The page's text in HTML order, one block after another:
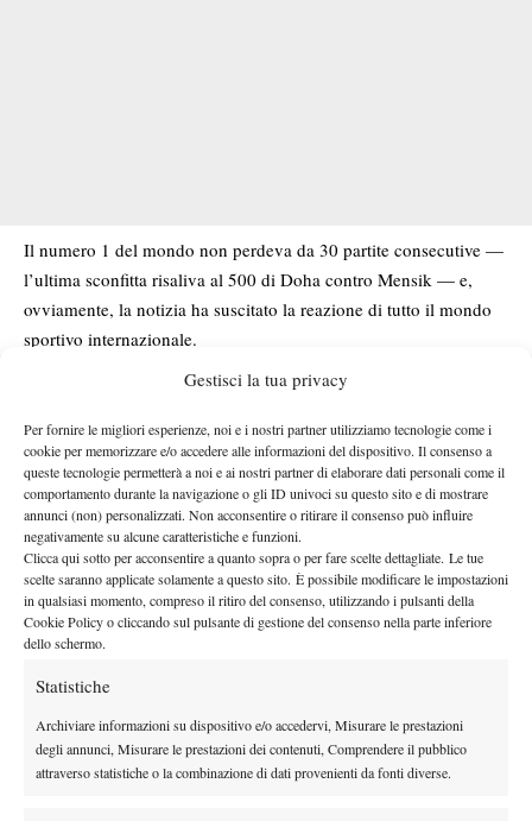
Gestisci la tua privacy
Per fornire le migliori esperienze, noi e i nostri partner utilizziamo tecnologie come i
cookie per memorizzare e/o accedere alle informazioni del dispositivo. Il consenso a
queste tecnologie permetterà a noi e ai nostri partner di elaborare dati personali come il
comportamento durante la navigazione o gli ID univoci su questo sito e di mostrare
annunci (non) personalizzati. Non acconsentire o ritirare il consenso può influire
negativamente su alcune caratteristiche e funzioni.
Clicca qui sotto per acconsentire a quanto sopra o per fare scelte dettagliate. Le tue
scelte saranno applicate solamente a questo sito. È possibile modificare le impostazioni
in qualsiasi momento, compreso il ritiro del consenso, utilizzando i pulsanti della
Cookie Policy o cliccando sul pulsante di gestione del consenso nella parte inferiore
dello schermo.
Statistiche
Archiviare informazioni su dispositivo e/o accedervi, Misurare le prestazioni
degli annunci, Misurare le prestazioni dei contenuti, Comprendere il pubblico
attraverso statistiche o la combinazione di dati provenienti da fonti diverse.
Il numero 1 del mondo non perdeva da 30 partite consecutive —
l’ultima sconfitta risaliva al 500 di Doha contro Mensik — e,
ovviamente, la notizia ha suscitato la reazione di tutto il mondo
sportivo internazionale.
“Terremoto: Sinner eliminato”
titola Marca
apre con:“Sinner crolla di nuovo e il Roland Garros perde il
suo favorito”.
Anche oltreoceano la sconfitta del numero 1 del ranking ATP ha
suscitato clamore.“Jannik Sinner appassisce al caldo del
Roland Garros, riaprendo completamente il tabellone
maschile”, affermaThe Athletic.El Clarín, invece, quotidiano
argentino, mette in risalto la vittoria di Cerundolo, al quale vanno
riconosciuti i meriti di essere rientrato in partita con forza e di
Manuel Cerúndolo ha approfittato del crollo fisico di Sinner e
ha eliminato il numero 1 del mondo al Roland Garros”.Un
impatto mediatico globale.